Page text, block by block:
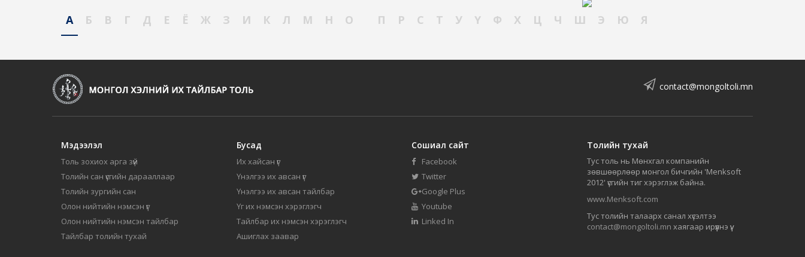
А Б В Г Д Е Ё Ж З И К Л М Н О П Р С Т У Ү Ф Х Ц Ч Ш Э Ю Я
contact@mongoltoli.mn
Мэдээлэл
Толь зохиох арга зүй
Толийн сан үсгийн дарааллаар
Толийн зургийн сан
Олон нийтийн нэмсэн үг
Олон нийтийн нэмсэн тайлбар
Тайлбар толийн тухай
Бусад
Их хайсан үг
Үнэлгээ их авсан үг
Үнэлгээ их авсан тайлбар
Үг их нэмсэн хэрэглэгч
Тайлбар их нэмсэн хэрэглэгч
Ашиглах заавар
Сошиал сайт
Facebook
Twitter
Google Plus
Youtube
Linked In
Толийн тухай
Тус толь нь Мөнхгал компанийн
зөвшөөрлөөр монгол бичгийн 'Menksoft
2012' үсгийн тиг хэрэглэж байна.
www.Menksoft.com
Тус толийн талаарх санал хүсэлтээ
contact@mongoltoli.mn хаягаар ирүүлнэ үү.